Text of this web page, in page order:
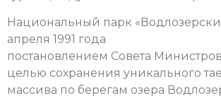
Национальный парк
апреля 1991 года
постановлением Совета
целью сохранения уникального
массива по берегам озера